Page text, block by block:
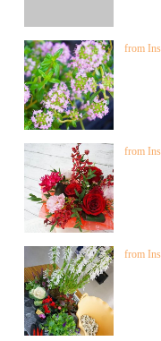
from
from
from